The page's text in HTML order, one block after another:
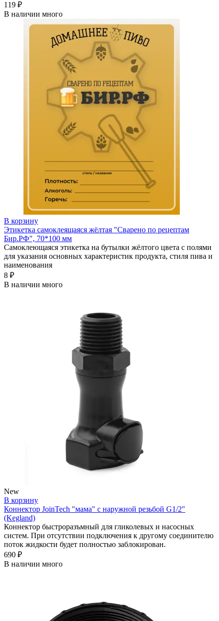
119 ₽
В наличии много
В корзину
Этикетка самоклеящаяся жёлтая "Сварено по рецептам
Бир.РФ", 70*100 мм
Самоклеющаяся этикетка на бутылки жёлтого цвета с полями
для указания основных характеристик продукта, стиля пива и
наименования
8 ₽
В наличии много
New
В корзину
Коннектор JoinTech "мама" с наружной резьбой G1/2"
(Kegland)
Коннектор быстроразъмный для гликолевых и насосных
систем. При отсутствии подключения к другому соединителю
поток жидкости будет полностью заблокирован.
690 ₽
В наличии много